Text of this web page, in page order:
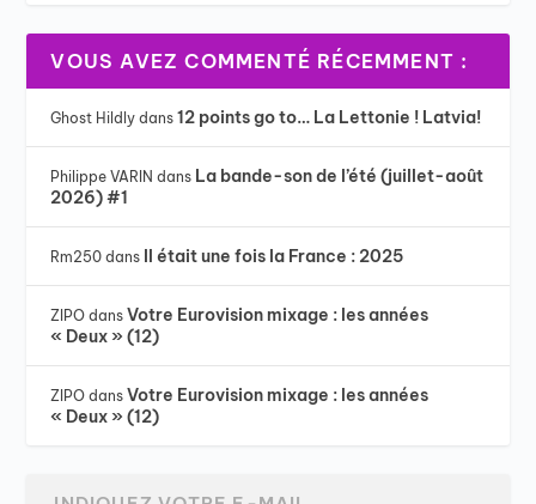
VOUS AVEZ COMMENTÉ RÉCEMMENT :
Ghost Hildly dans12 points go to… La Lettonie ! Latvia!
Philippe VARIN dans La bande-son de l’été (juillet-août
2026) #1
Rm250 dans Il était une fois la France : 2025
ZIPO dansVotre Eurovision mixage : les années
« Deux » (12)
ZIPO dansVotre Eurovision mixage : les années
« Deux » (12)